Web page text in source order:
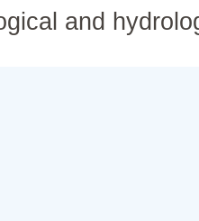
and